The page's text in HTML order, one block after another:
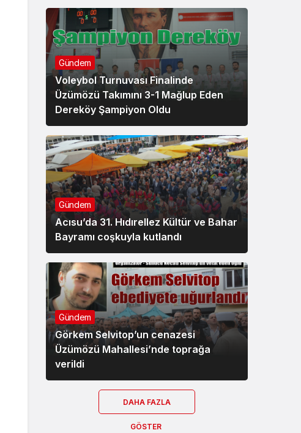
Gündem
Voleybol Turnuvası Finalinde
Üzümözü Takımını 3-1 Mağlup Eden
Dereköy Şampiyon Oldu
Gündem
Acısu’da 31. Hıdırellez Kültür ve Bahar
Bayramı coşkuyla kutlandı
Gündem
Görkem Selvitop’un cenazesi
Üzümözü Mahallesi’nde toprağa
verildi
DAHA FAZLA
GÖSTER